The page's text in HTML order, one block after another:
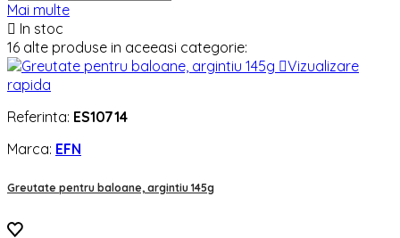
Mai multe
 In stoc
16 alte produse in aceeasi categorie:
Vizualizare
rapida
Referinta: ES10714
Marca: EFN
Greutate pentru baloane, argintiu 145g